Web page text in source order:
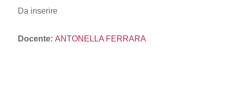
Da inserire
Docente: ANTONELLA FERRARA